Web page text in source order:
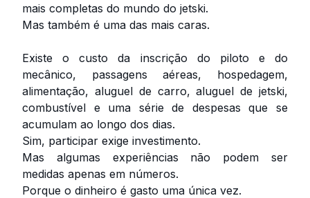
mais completas do mundo do jetski.
Mas também é uma das mais caras.
Existe o custo da inscrição do piloto e do
mecânico, passagens aéreas, hospedagem,
alimentação, aluguel de carro, aluguel de jetski,
combustível e uma série de despesas que se
acumulam ao longo dos dias.
Sim, participar exige investimento.
Mas algumas experiências não podem ser
medidas apenas em números.
Porque o dinheiro é gasto uma única vez.